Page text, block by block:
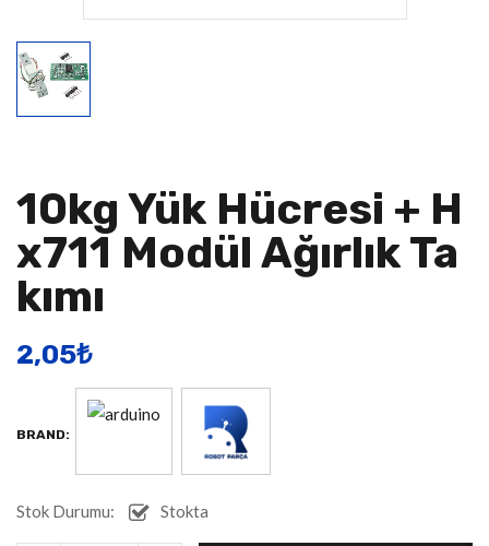
10kg Yük Hücresi + H
X711 Modül Ağırlık Ta
Kımı
2,05​₺
BRAND:
Stok Durumu: Stokta